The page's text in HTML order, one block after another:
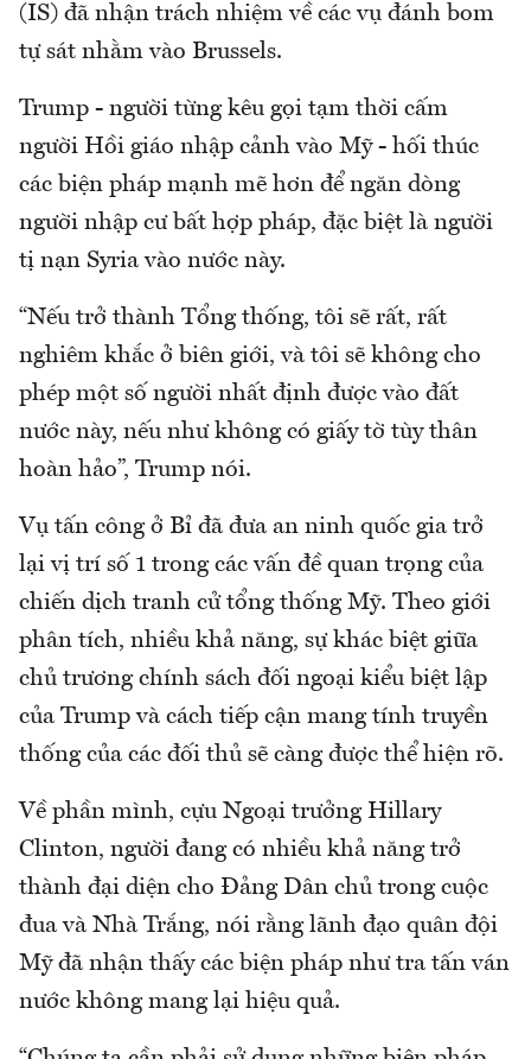
(IS) đã nhận trách nhiệm về các vụ đánh bom
tự sát nhằm vào Brussels.
Trump - người từng kêu gọi tạm thời cấm
người Hồi giáo nhập cảnh vào Mỹ - hối thúc
các biện pháp mạnh mẽ hơn để ngăn dòng
người nhập cư bất hợp pháp, đặc biệt là người
tị nạn Syria vào nước này.
“Nếu trở thành Tổng thống, tôi sẽ rất, rất
nghiêm khắc ở biên giới, và tôi sẽ không cho
phép một số người nhất định được vào đất
nước này, nếu như không có giấy tờ tùy thân
hoàn hảo”, Trump nói.
Vụ tấn công ở Bỉ đã đưa an ninh quốc gia trở
lại vị trí số 1 trong các vấn đề quan trọng của
chiến dịch tranh cử tổng thống Mỹ. Theo giới
phân tích, nhiều khả năng, sự khác biệt giữa
chủ trương chính sách đối ngoại kiểu biệt lập
của Trump và cách tiếp cận mang tính truyền
thống của các đối thủ sẽ càng được thể hiện rõ.
Về phần mình, cựu Ngoại trưởng Hillary
Clinton, người đang có nhiều khả năng trở
thành đại diện cho Đảng Dân chủ trong cuộc
đua và Nhà Trắng, nói rằng lãnh đạo quân đội
Mỹ đã nhận thấy các biện pháp như tra tấn ván
nước không mang lại hiệu quả.